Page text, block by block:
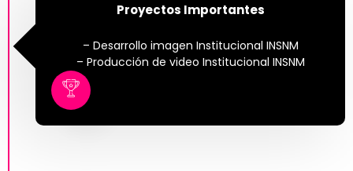
Proyectos Importantes
– Desarrollo imagen Institucional INSNM
– Producción de video Institucional INSNM